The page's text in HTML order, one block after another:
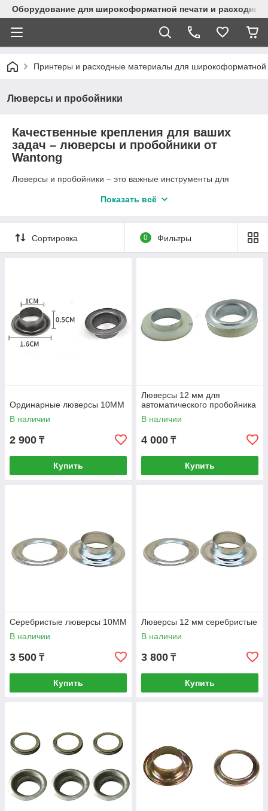
Оборудование для широкоформатной печати и
Принтеры и расходные материалы для широкоформатной
Люверсы и пробойники
Качественные крепления для ваших
задач – люверсы и пробойники от
Wantong
Люверсы и пробойники – это важные инструменты для
отверстий в тканях, бумаге, коже и пластике. В компании
качественных изделий, которые подойдут как для
профессионального использования, так и для домашних
Показать всё
Сортировка 0 Фильтры
Ординарные люверсы 10MM
В наличии
2 900 ₸
Купить
Люверсы 12 мм для
автоматического пробойника
В наличии
4 000 ₸
Купить
Серебристые люверсы 10MM
В наличии
3 500 ₸
Купить
Люверсы 12 мм серебристые
В наличии
3 800 ₸
Купить